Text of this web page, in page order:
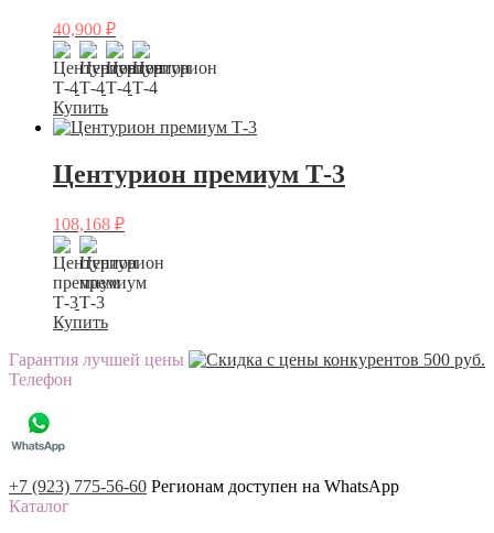
40,900 ₽
Купить
Центурион премиум Т-3
108,168 ₽
Купить
Гарантия лучшей цены
Телефон
+7 (923) 775-56-60 Регионам доступен на WhatsApp
Каталог